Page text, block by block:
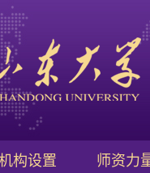
构设置 师资力